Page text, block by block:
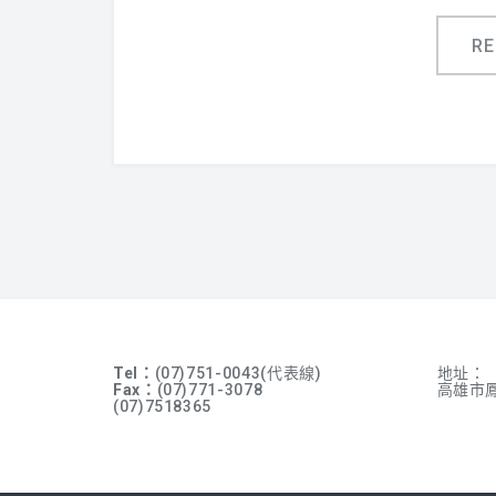
Tel： (07)751-0043(代表線)
Fax： (07)771-3078
(07)7518365
地址：
高雄市